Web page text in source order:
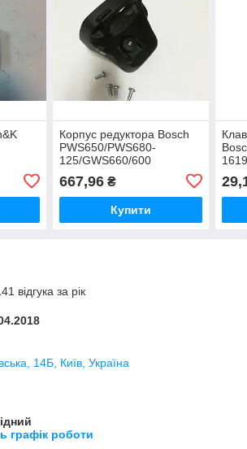
Корпус редуктора Bosch
PWS650/PWS680-
125/GWS660/600
667,96₴
Купити
відгука за рік
14Б, Київ, Україна
графік роботи